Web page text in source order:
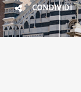
CONDIVIDI